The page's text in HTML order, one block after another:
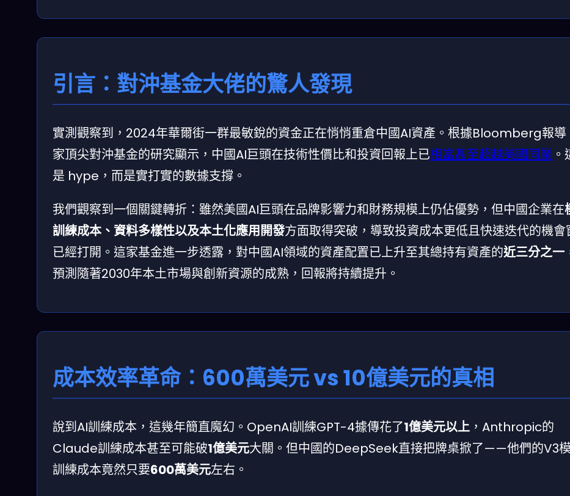
引言：對沖基金大佬的驚人發現
實測觀察到，2024年華爾街一群最敏銳的資金正在悄悄重倉中國AI資產。根據Bloomberg報導
家頂尖對沖基金的研究顯示，中國AI巨頭在技術性價比和投資回報上已相當甚至超越美國同業
是 hype，而是實打實的數據支撐。
我們觀察到一個關鍵轉折：雖然美國AI巨頭在品牌影響力和財務規模上仍佔優勢，但中國企業在
訓練成本、資料多樣性以及本土化應用開發方面取得突破，導致投資成本更低且快速迭代的機會
已經打開。這家基金進一步透露，對中國AI領域的資產配置已上升至其總持有資產的近三分之一
預測隨著2030年本土市場與創新資源的成熟，回報將持續提升。
成本效率革命：600萬美元 vs 10億美元的真相
說到AI訓練成本，這幾年簡直魔幻。OpenAI訓練GPT-4據傳花了1億美元以上 ，Anthropic的
Claude訓練成本甚至可能破1億美元大關。但中國的DeepSeek直接把牌桌掀了——他們的V3
訓練成本竟然只要600萬美元左右。